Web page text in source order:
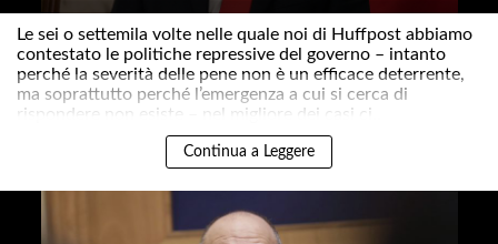
Le sei o settemila volte nelle quale noi di Huffpost abbiamo
contestato le politiche repressive del governo – intanto
perché la severità delle pene non è un efficace deterrente,
ma soprattutto perché l’emergenza a cui si cerca di
rispondere non esiste – nel migliore dei casi ci..
Continua a Leggere